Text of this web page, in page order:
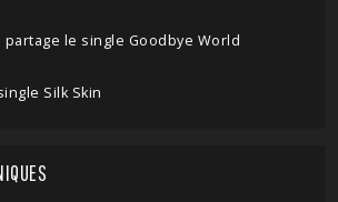
partage le single Goodbye World
Silk Skin